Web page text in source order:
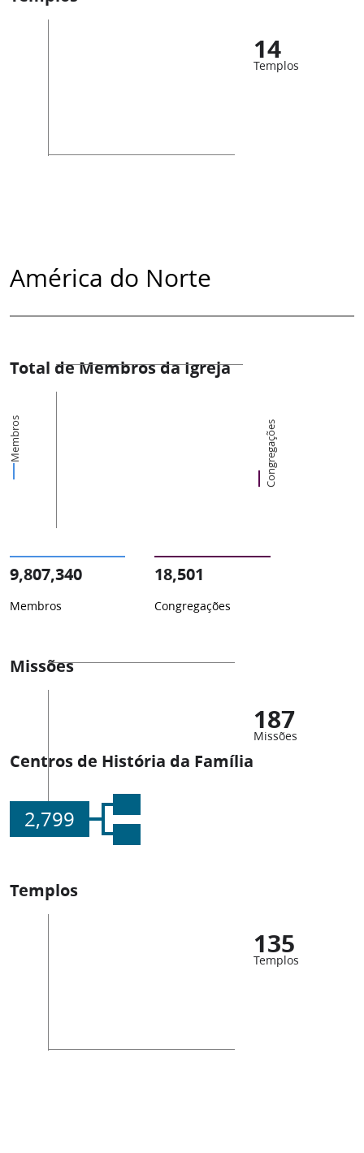
14
Templos
América do Norte
Total de Membros da Igreja
Membros Congregações
9,807,340
Membros
18,501
Congregações
Missões
187
Missões
Centros de História da Família
2,799
Templos
135
Templos